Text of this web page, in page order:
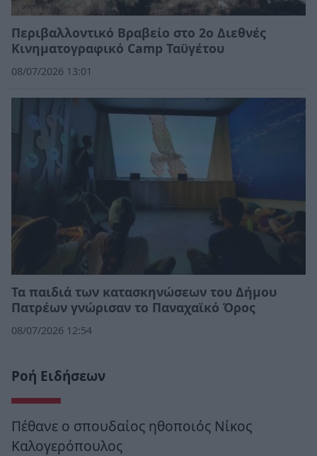
Περιβαλλοντικό Βραβείο στο 2ο Διεθνές
Κινηματογραφικό Camp Ταϋγέτου
08/07/2026 13:01
Τα παιδιά των κατασκηνώσεων του Δήμου
Πατρέων γνώρισαν το Παναχαϊκό Όρος
08/07/2026 12:54
Ροή Ειδήσεων
Πέθανε ο σπουδαίος ηθοποιός Νίκος
Καλογερόπουλος